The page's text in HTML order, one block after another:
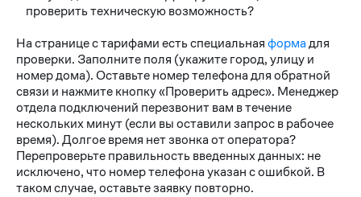
проверить техническую возможность?
На странице с тарифами есть специальнаяформадля
проверки. Заполните поля (укажите город, улицу и
номер дома). Оставьте номер телефона для обратной
связи и нажмите кнопку «Проверить адрес». Менеджер
отдела подключений перезвонит вам в течение
нескольких минут (если вы оставили запрос в рабочее
время). Долгое время нет звонка от оператора?
Перепроверьте правильность введенных данных: не
исключено, что номер телефона указан с ошибкой. В
таком случае, оставьте заявку повторно.